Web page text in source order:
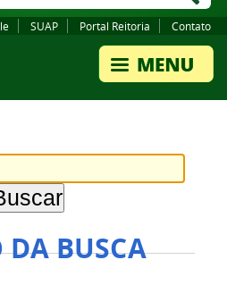
SUAP Portal Reitoria Contato
DA BUSCA